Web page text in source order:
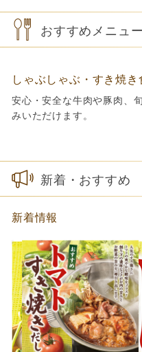
おすすめメニュー
しゃぶしゃぶ・すき焼き
安心・安全な牛肉や豚肉、
みいただけます。
新着・おすすめ
新着情報